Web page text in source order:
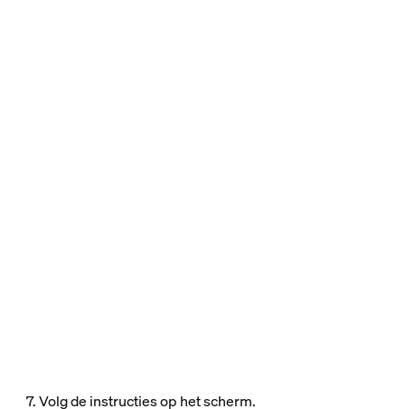
7. Volg de instructies op het scherm.